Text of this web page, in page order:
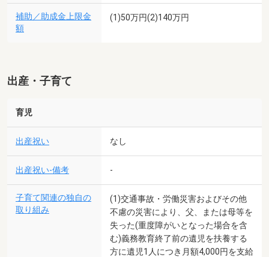
補助／助成金上限金
額
(1)50万円(2)140万円
出産・子育て
育児
出産祝い なし
出産祝い-備考 -
子育て関連の独自の
取り組み
(1)交通事故・労働災害およびその他
不慮の災害により、父、または母等を
失った(重度障がいとなった場合を含
む)義務教育終了前の遺児を扶養する
方に遺児1人につき月額4,000円を支給